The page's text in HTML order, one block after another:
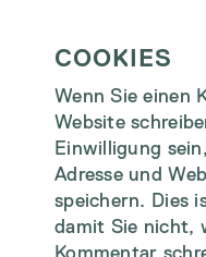
COOKIES
Wenn Sie einen
Website
Einwilligung
Adresse und
speichern. Dies
damit Sie nicht,
Kommentar